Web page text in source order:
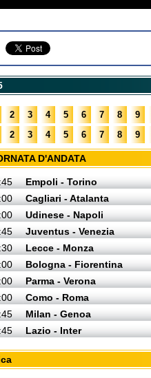
2 3 4 5 6 7 8 9
2 3 4 5 6 7 8 9
D'ANDATA
Empoli - Torino
Cagliari - Atalanta
Udinese - Napoli
Juventus - Venezia
Lecce - Monza
Bologna - Fiorentina
Parma - Verona
Como - Roma
Milan - Genoa
Lazio - Inter